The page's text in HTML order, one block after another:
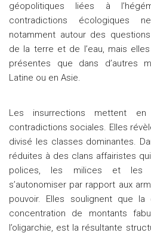
géopolitiques liées à
contradictions écologiques
notamment autour des
de la terre et de l’eau, mais
présentes que dans d’autres
Latine ou en Asie.
Les insurrections mettent en
contradictions sociales. Elles
divisé les classes dominantes.
réduites à des clans affairistes
polices, les milices et les
s’autonomiser par rapport aux
pouvoir. Elles soulignent que
concentration de montants
l’oligarchie, est la résultante